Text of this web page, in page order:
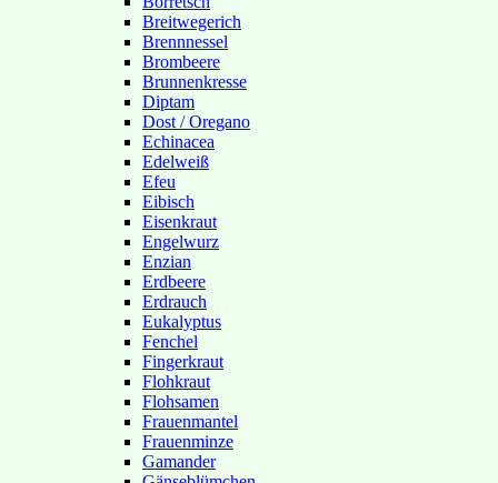
Breitwegerich
Brennnessel
Brombeere
Brunnenkresse
Diptam
Dost / Oregano
Echinacea
Edelweiß
Efeu
Eibisch
Eisenkraut
Engelwurz
Enzian
Erdbeere
Erdrauch
Eukalyptus
Fenchel
Fingerkraut
Flohkraut
Flohsamen
Frauenmantel
Frauenminze
Gamander